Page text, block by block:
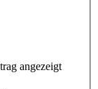
angezeigt